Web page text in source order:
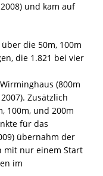
und kam auf
die 50m, 100m
die 1.821 bei vier
(800m
Zusätzlich
100m, und 200m
für das
übernahm der
mit nur einem Start
im